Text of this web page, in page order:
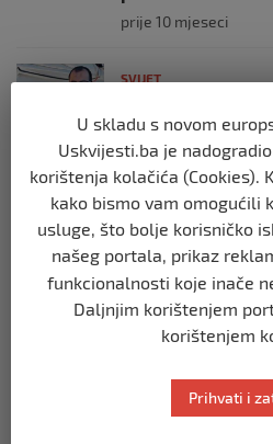
prije 10 mjeseci
SVIJET
i uplovio u Gazu
vijori zastavu BiH
prije 10 mjeseci
SVIJET
Opsadno stanje
nekoliko
policijske snage
prije 10 mjeseci
Putin: Spremni
U skladu s novom
Uskvijesti.ba je
korištenja kolačića (Cookies).
kako bismo vam omogućili
usluge, što bolje korisničko
našeg portala, prikaz
funkcionalnosti koje inače
Daljnjim korištenjem
korištenjem
Prihvati i